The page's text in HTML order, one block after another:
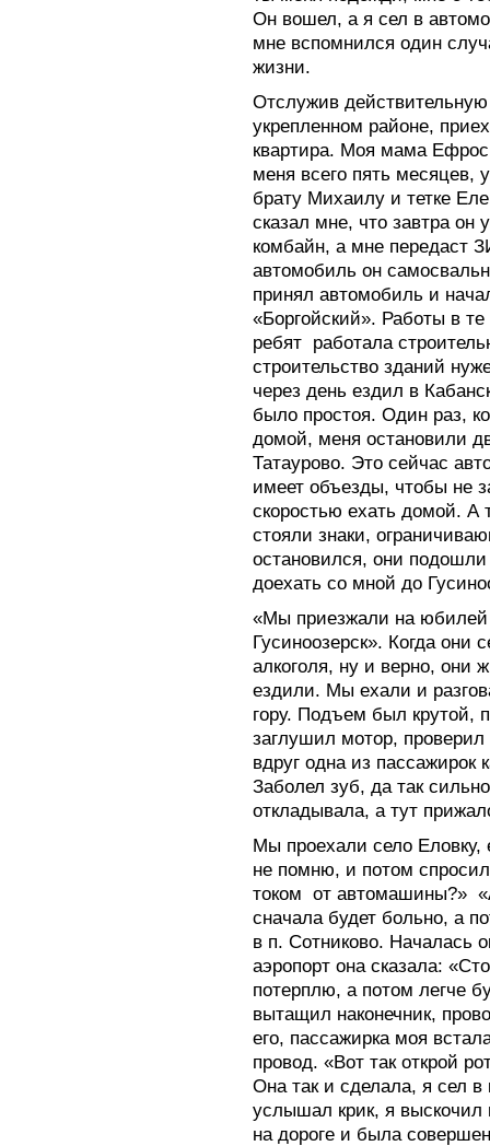
Он вошел, а я сел в
мне вспомнился один
жизни.
Отслужив
укрепленном районе,
квартира. Моя мама
меня всего пять месяцев,
брату Михаилу и тетке
сказал мне, что завтра он
комбайн, а мне передаст
автомобиль он
принял автомобиль и
«Боргойский». Работы в
ребят работала
строительство зданий
через день ездил в
было простоя. Один раз,
домой, меня остановили
Татаурово. Это сейчас
имеет объезды, чтобы не
скоростью ехать домой. А
стояли знаки,
остановился, они
доехать со мной до
«Мы приезжали на юбилей
Гусиноозерск». Когда они
алкоголя, ну и верно, они
ездили. Мы ехали и
гору. Подъем был крутой,
заглушил мотор,
вдруг одна из пассажирок
Заболел зуб, да так
откладывала, а тут
Мы проехали село
не помню, и потом
током от автомашины?»
сначала будет больно, а
в п. Сотниково. Началась
аэропорт она сказала:
потерплю, а потом легче
вытащил наконечник,
его, пассажирка моя
провод. «Вот так открой
Она так и сделала, я сел в
услышал крик, я
на дороге и была